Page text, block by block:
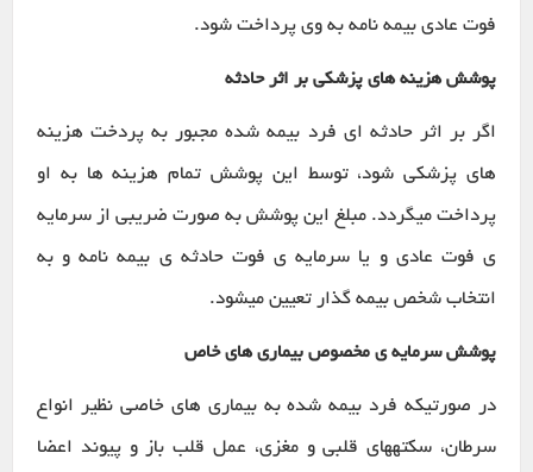
فوت عادی بیمه نامه به وی پرداخت شود.
پوشش هزینه های پزشکی بر اثر حادثه
اگر بر اثر حادثه ای فرد بیمه شده مجبور به پردخت هزینه
های پزشکی شود، توسط این پوشش تمام هزینه ها به او
پرداخت میگردد. مبلغ این پوشش به صورت ضریبی از سرمایه
ی فوت عادی و یا سرمایه ی فوت حادثه ی بیمه نامه و به
انتخاب شخص بیمه گذار تعیین میشود.
پوشش سرمایه ی مخصوص بیماری های خاص
در صورتیکه فرد بیمه شده به بیماری های خاصی نظیر انواع
سرطان، سکتههای قلبی و مغزی، عمل قلب باز و پیوند اعضا